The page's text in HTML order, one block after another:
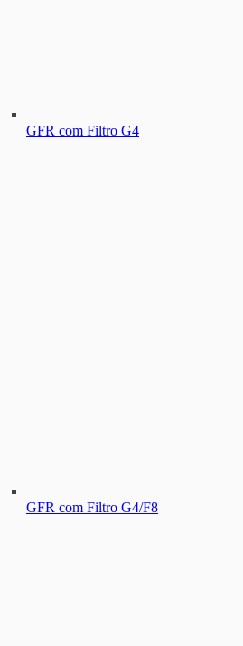
GFR com Filtro G4
GFR com Filtro G4/F8